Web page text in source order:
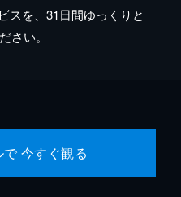
スを、31日間ゆっくりと
さい。
今すぐ観る